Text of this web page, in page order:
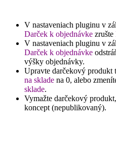
V nastaveniach pluginu v
Darček k objednávke zrušte
V nastaveniach pluginu v
Darček k objednávke
výšky objednávky.
Upravte darčekový produkt
na sklade na 0, alebo
sklade.
Vymažte darčekový
koncept (nepublikovaný).